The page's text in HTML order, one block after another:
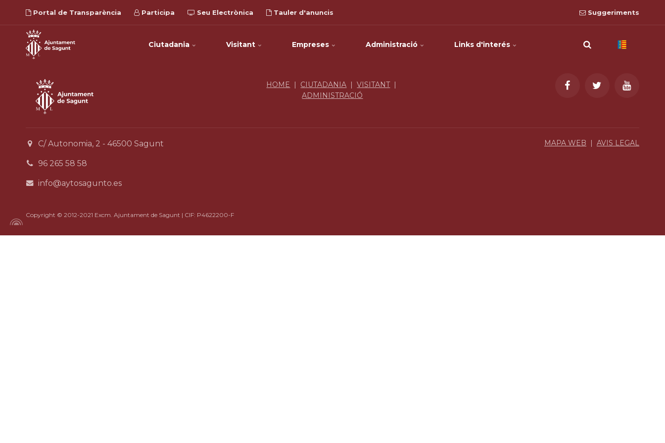
Portal de Transparència Participa Seu Electrònica Tauler d'anuncis Suggeriments
Ciutadania Visitant Empreses Administració Links d'interés
HOME | CIUTADANIA |VISITANT|
ADMINISTRACIÓ
C/ Autonomia, 2 - 46500 Sagunt
96 265 58 58
info@aytosagunto.es
MAPA WEB | AVIS LEGAL
Copyright © 2012-2021 Excm. Ajuntament de Sagunt | CIF: P4622200-F